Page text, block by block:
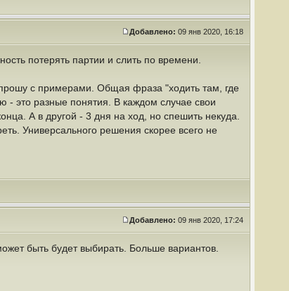
Добавлено: 09 янв 2020, 16:18
потерять партии и слить по времени.
с примерами. Общая фраза "ходить там, где
это разные понятия. В каждом случае свои
А в другой - 3 дня на ход, но спешить некуда.
Универсального решения скорее всего не
Добавлено: 09 янв 2020, 17:24
быть будет выбирать. Больше вариантов.